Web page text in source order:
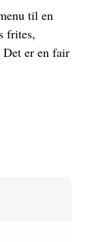
til en
frites,
Det er en fair